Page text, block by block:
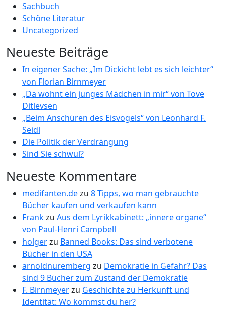
Sachbuch
Schöne Literatur
Uncategorized
Neueste Beiträge
In eigener Sache: „Im Dickicht lebt es sich leichter“
von Florian Birnmeyer
„Da wohnt ein junges Mädchen in mir“ von Tove
Ditlevsen
„Beim Anschüren des Eisvogels“ von Leonhard F.
Seidl
Die Politik der Verdrängung
Sind Sie schwul?
Neueste Kommentare
medifanten.dezu 8 Tipps, wo man gebrauchte
Bücher kaufen und verkaufen kann
Frankzu Aus dem Lyrikkabinett: „innere organe“
von Paul-Henri Campbell
holgerzu Banned Books: Das sind verbotene
Bücher in den USA
arnoldnuremberg zu Demokratie in Gefahr? Das
sind 9 Bücher zum Zustand der Demokratie
F. Birnmeyerzu Geschichte zu Herkunft und
Identität: Wo kommst du her?